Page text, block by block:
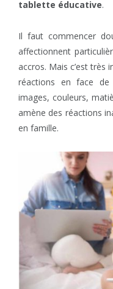
tablette éducative.
Il faut commencer
affectionnent
accros. Mais c’est très
réactions en face
images, couleurs,
amène des réactions
en famille.